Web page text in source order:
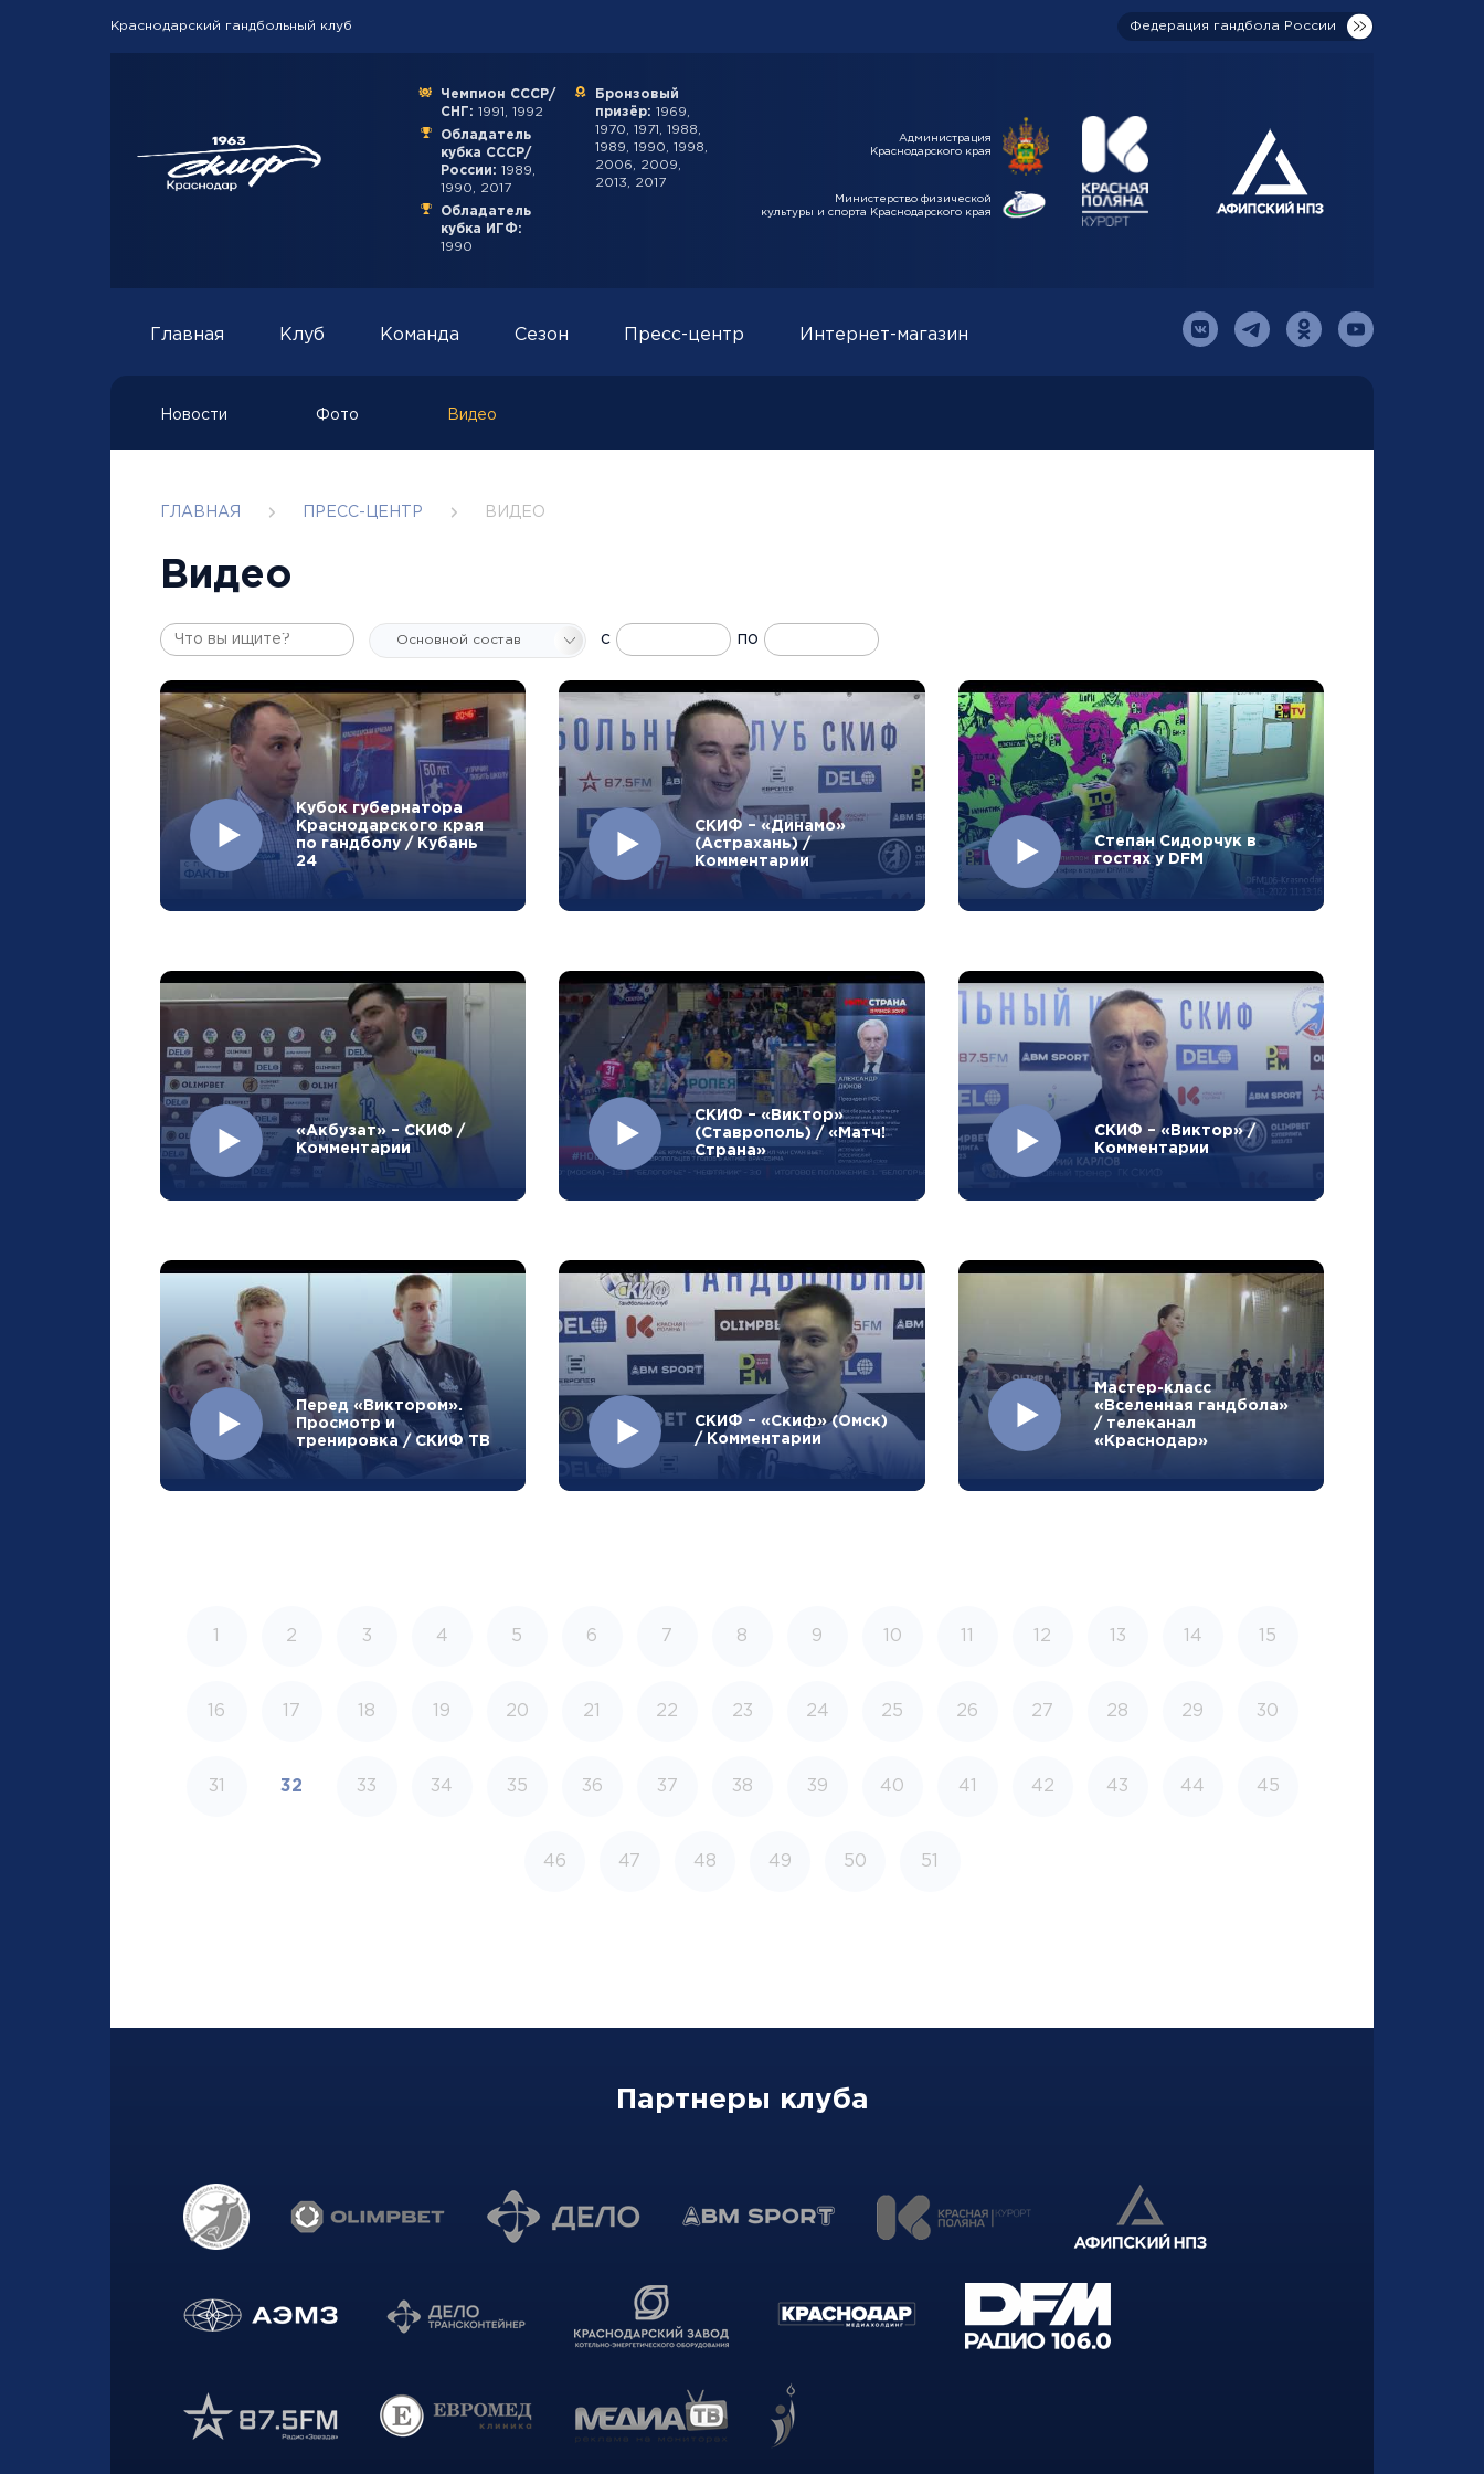
Краснодарский гандбольный клуб Федерация гандбола России
Чемпион СССР/
СНГ: 1991, 1992
Обладатель
кубка СССР/
России: 1989,
1990, 2017
Обладатель
кубка ИГФ:
1990
Бронзовый
призёр: 1969,
1970, 1971, 1988,
1989, 1990, 1998,
2006, 2009,
2013, 2017
Администрация
Краснодарского края
Министерство физической
культуры и спорта Краснодарского края
Главная Клуб Команда Сезон Пресс-центр Интернет-магазин
Новости Фото Видео
ГЛАВНАЯ ПРЕСС-ЦЕНТР ВИДЕО
Видео
с по
Кубок губернатора
Краснодарского края
по гандболу / Кубань
24
СКИФ – «Динамо»
(Астрахань) /
Комментарии
Степан Сидорчук в
гостях у DFM
«Акбузат» – СКИФ /
Комментарии
СКИФ – «Виктор»
(Ставрополь) / «Матч!
Страна»
СКИФ – «Виктор» /
Комментарии
Перед «Виктором».
Просмотр и
тренировка / СКИФ ТВ
СКИФ – «Скиф» (Омск)
/ Комментарии
Мастер-класс
«Вселенная гандбола»
/ телеканал
«Краснодар»
2 3 4 5 6 7 8 9 10 12 13 14 15
16 17 18 19 20 21 22 23 24 25 26 27 28 29 30
31 32 33 34 35 36 37 38 39 40 41 42 43 44 45
46 47 48 49 50 51
Партнеры клуба